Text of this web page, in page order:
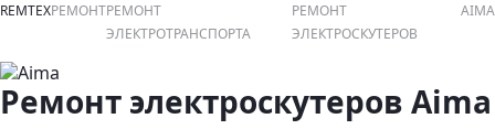
REMTEXРЕМОНТРЕМОНТ
ЭЛЕКТРОТРАНСПОРТА
РЕМОНТ
ЭЛЕКТРОСКУТЕРОВ
AIMA
Ремонт электроскутеров Aima